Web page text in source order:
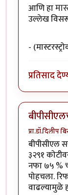
आणि हा
उल्लेख
-
प्रतिसाद
प्रा.डॉ.दिलीप
बीपीसीएल
३२९१
नफा ७५ %
पोहचला.
वाढल्यामुळे